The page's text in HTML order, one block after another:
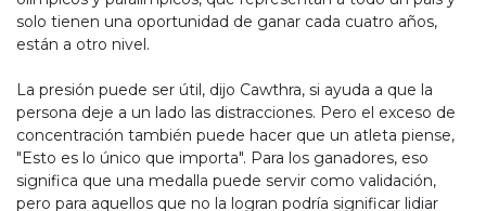
solo tienen una oportunidad de ganar cada cuatro años,
están a otro nivel.
La presión puede ser útil, dijo Cawthra, si ayuda a que la
persona deje a un lado las distracciones. Pero el exceso de
concentración también puede hacer que un atleta piense,
"Esto es lo único que importa". Para los ganadores, eso
significa que una medalla puede servir como validación,
pero para aquellos que no la logran podría significar lidiar